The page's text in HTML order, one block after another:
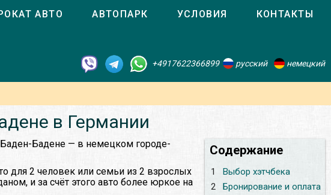
АВТО АВТОПАРК УСЛОВИЯ КОНТАКТЫ
+4917622366899 русский немецкий
в Германии
Содержание
1
Выбор хэтчбека
2
Бронирование и оплата
Баден-Бадене — в немецком городе-
для 2 человек или семьи из 2 взрослых
и за счёт этого авто более юркое на